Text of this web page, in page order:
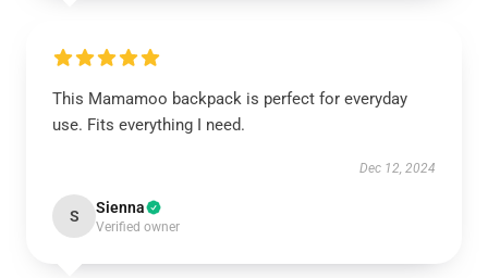
This Mamamoo backpack is perfect for everyday
use. Fits everything I need.
Dec 12, 2024
S Sienna
Verified owner